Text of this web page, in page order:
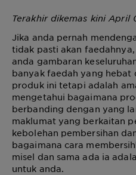
Terakhir dikemas kini April
Jika anda pernah
tidak pasti akan
anda gambaran
banyak faedah yang hebat
produk ini tetapi adalah
mengetahui bagaimana
berbanding dengan yang
maklumat yang berkaitan
kebolehan pembersihan
bagaimana cara
misel dan sama ada ia
untuk anda.